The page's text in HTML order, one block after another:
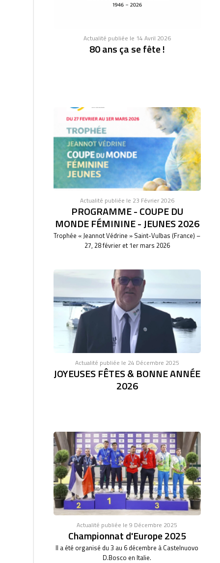
Actualité publiée le 14 Avril 2026
80 ans ça se fête !
Actualité publiée le 23 Février 2026
PROGRAMME - COUPE DU
MONDE FÉMININE - JEUNES 2026
Trophée « Jeannot Védrine » Saint-Vulbas (France) –
27, 28 février et 1er mars 2026
Actualité publiée le 24 Décembre 2025
JOYEUSES FÊTES & BONNE ANNÉE
2026
Actualité publiée le 9 Décembre 2025
Championnat d'Europe 2025
Il a été organisé du 3 au 6 décembre à Castelnuovo
D.Bosco en Italie.